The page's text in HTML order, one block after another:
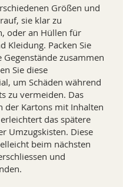
Größen und
sie klar zu
oder an Hüllen für
Kleidung. Packen Sie
Gegenstände zusammen
Sie diese
um Schäden während
zu vermeiden. Das
der Kartons mit Inhalten
das spätere
Umzugskisten. Diese
beim nächsten
und